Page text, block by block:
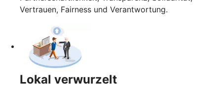
Vertrauen, Fairness und Verantwortung.
Lokal verwurzelt